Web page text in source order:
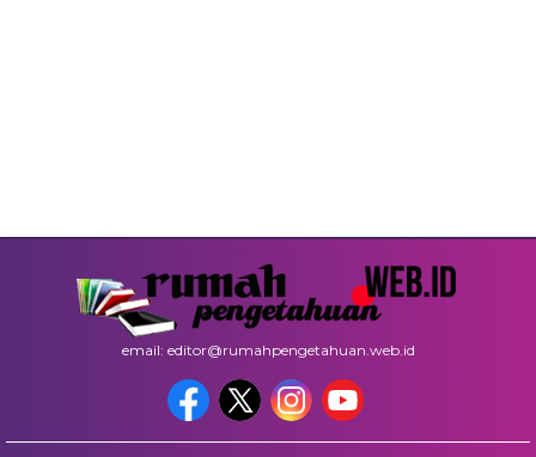
email: editor@rumahpengetahuan.web.id